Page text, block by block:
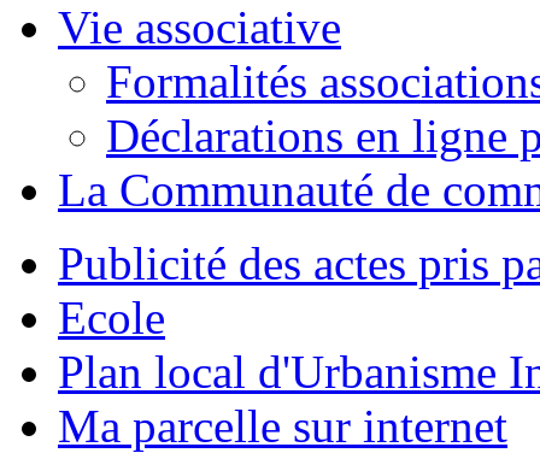
Vie associative
Formalités
Déclarations en ligne
La Communauté de
Publicité des actes pris
Ecole
Plan local d'Urbanisme
Ma parcelle sur internet